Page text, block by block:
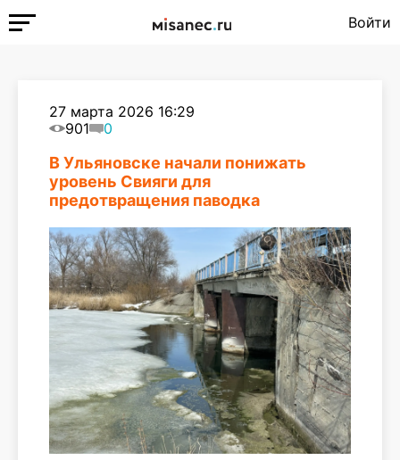
Войти
27 марта 2026 16:29
901
0
В Ульяновске начали понижать
уровень Свияги для
предотвращения паводка